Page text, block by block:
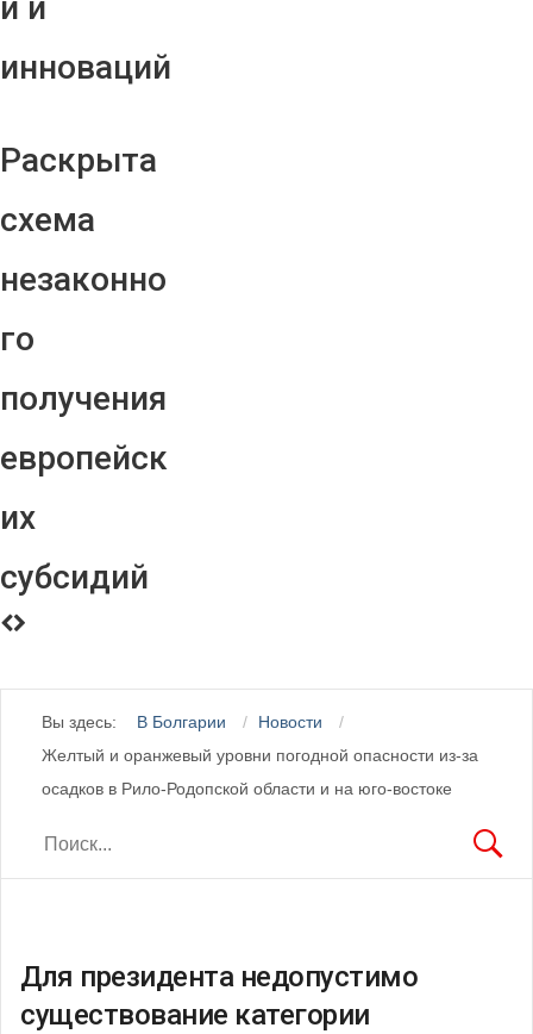
инноваций
Раскрыта
схема
незаконно
го
получения
европейск
их
субсидий
Вы здесь: В Болгарии
Новости
Желтый и оранжевый уровни погодной опасности из-за
осадков в Рило-Родопской области и на юго-востоке
Для президента недопустимо
существование категории